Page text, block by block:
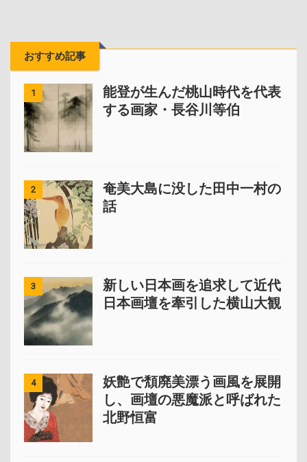
おすすめ記事
1
能登が生んだ桃山時代を代表
する画家・長谷川等伯
2
奄美大島に没した田中一村の
話
3
新しい日本画を追求して近代
日本画壇を牽引した横山大観
4
妖艶で頽廃美漂う画風を展開
し、画壇の悪魔派と呼ばれた
北野恒富